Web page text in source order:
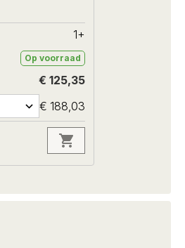
1+
Op voorraad
€ 125,35
€ 188,03